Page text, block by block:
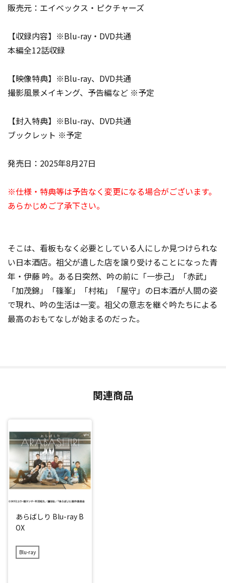
販売元：エイベックス・ピクチャーズ
【収録内容】※Blu-ray・DVD共通
本編全12話収録
【映像特典】※Blu-ray、DVD共通
撮影風景メイキング、予告編など ※予定
【封入特典】※Blu-ray、DVD共通
ブックレット ※予定
発売日：2025年8月27日
※仕様・特典等は予告なく変更になる場合がございます。
あらかじめご了承下さい。
そこは、看板もなく必要としている人にしか見つけられな
い日本酒店。祖父が遺した店を譲り受けることになった青
年・伊藤 吟。ある日突然、吟の前に「一歩己」「赤武」
「加茂錦」「篠峯」「村祐」「屋守」の日本酒が人間の姿
で現れ、吟の生活は一変。祖父の意志を継ぐ吟たちによる
最高のおもてなしが始まるのだった。
関連商品
あらばしり Blu-ray B
OX
Blu-ray